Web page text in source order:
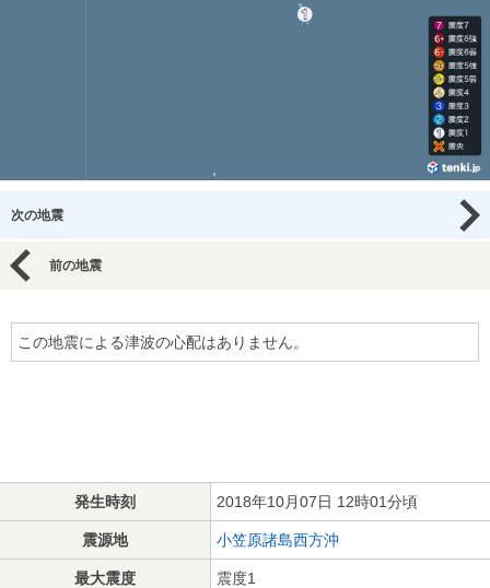
次の地震
前の地震
この地震による津波の心配はありません。
発生時刻 2018年10月07日 12時01分頃
震源地 小笠原諸島西方沖
最大震度 震度1